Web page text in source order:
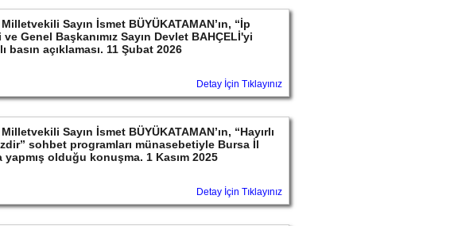
Sayın İsmet BÜYÜKATAMAN’ın, “İp
Genel Başkanımız Sayın Devlet BAHÇELİ'yi
basın açıklaması. 11 Şubat 2026
Detay İçin Tıklayınız
Sayın İsmet BÜYÜKATAMAN’ın, “Hayırlı
sohbet programları münasebetiyle Bursa İl
yapmış olduğu konuşma. 1 Kasım 2025
Detay İçin Tıklayınız